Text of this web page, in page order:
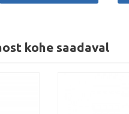
kohe saadaval